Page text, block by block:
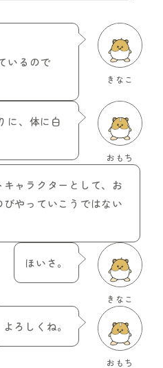
きなこ
いるので
おもち
に、体に白
キャラクターとして、お
びやっていこうではない
きなこ
ほいさ。
おもち
よろしくね。